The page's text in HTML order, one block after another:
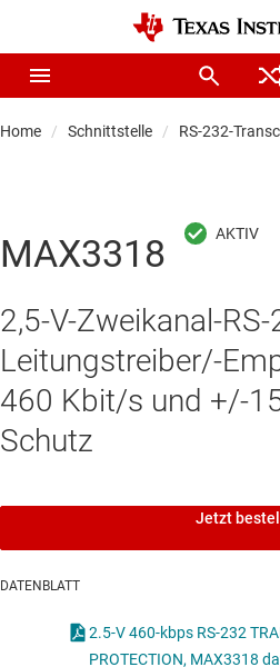
Home Schnittstelle RS-232-
MAX3318
2,5-V-Zweikanal-
Leitungstreiber/
460 Kbit/s und +/-
Schutz
Jetzt
DATENBLATT
2.5-V 460-kbps RS-232
PROTECTION, MAX3318